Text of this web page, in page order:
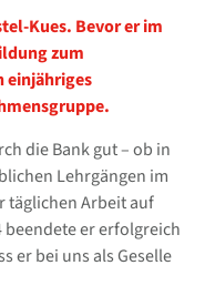
Kues. Bevor er im
zum
einjähriges
die Bank gut – ob in
Lehrgängen im
täglichen Arbeit auf
beendete er erfolgreich
er bei uns als Geselle